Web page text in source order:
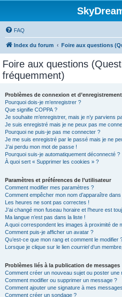
FAQ
Index du forum Foire aux questions
Foire aux questions
fréquemment)
Problèmes de connexion et d’enregistrement
Pourquoi dois-je m’enregistrer ?
Que signifie COPPA ?
Je souhaite m’enregistrer, mais je n’y parviens
Je suis enregistré mais je ne peux pas me
Pourquoi ne puis-je pas me connecter ?
Je me suis enregistré par le passé mais je ne
J’ai perdu mon mot de passe !
Pourquoi suis-je automatiquement déconnecté ?
À quoi sert « Supprimer les cookies » ?
Paramètres et préférences de l’utilisateur
Comment modifier mes paramètres ?
Comment empêcher mon nom d’apparaître
Les heures ne sont pas correctes !
J’ai changé mon fuseau horaire et l’heure est
Ma langue n’est pas dans la liste !
A quoi correspondent les images à proximité de
Comment puis-je afficher un avatar ?
Qu’est-ce que mon rang et comment le modifier
Lorsque je clique sur le lien courrield’un
Problèmes liés à la publication de messages
Comment créer un nouveau sujet ou poster une
Comment modifier ou supprimer un message ?
Comment ajouter une signature à mes
Comment créer un sondage ?